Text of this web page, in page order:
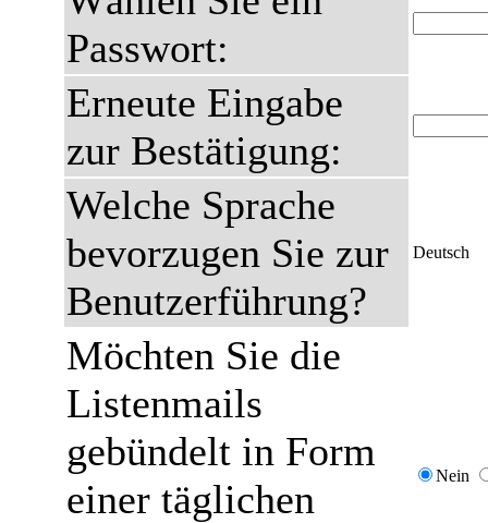
Passwort:
Erneute Eingabe
zur Bestätigung:
Welche Sprache
bevorzugen Sie zur
Benutzerführung?
Deutsch
Möchten Sie die
Listenmails
gebündelt in Form
einer täglichen
Nein